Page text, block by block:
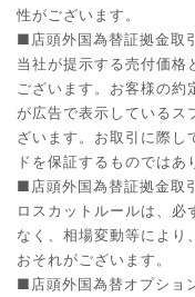
性がございます。
■店頭外国為替証拠金取
当社が提示する売付価格
ございます。お客様の
が広告で表示しているス
ざいます。お取引に際し
ドを保証するものではあ
■店頭外国為替証拠金取
ロスカットルールは、必
なく、相場変動等により
おそれがございます。
■店頭外国為替オプショ